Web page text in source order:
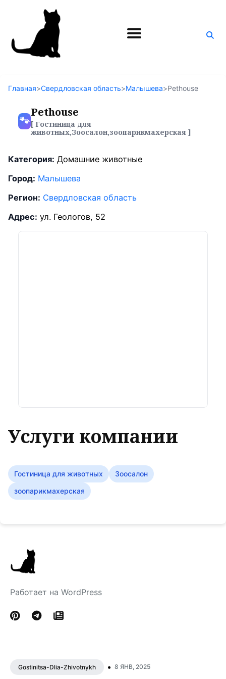
Поиск
Главная>Свердловская область>Малышева>Pethouse
🐾
Pethouse
[ Гостиница для
животных,Зоосалон,зоопарикмахерская ]
Категория: Домашние животные
Город: Малышева
Регион: Свердловская область
Адрес: ул. Геологов, 52
Услуги компании
Гостиница для животных
Зоосалон
зоопарикмахерская
Работает на WordPress
Gostinitsa-Dlia-Zhivotnykh • 8 ЯНВ, 2025